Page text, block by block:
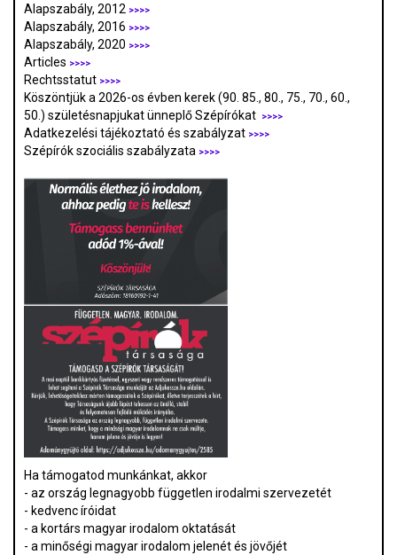
Alapszabály, 2012 >>>>
Alapszabály, 2016 >>>>
Alapszabály, 2020 >>>>
Articles >>>>
Rechtsstatut >>>>
Köszöntjük a 2026-os évben kerek (90. 85., 80., 75., 70., 60.,
50.) születésnapjukat ünneplő Szépírókat
>>>>
Adatkezelési tájékoztató és szabályzat >>>>
Szépírók szociális szabályzata >>>>
Ha támogatod munkánkat, akkor
- az ország legnagyobb független irodalmi szervezetét
- kedvenc íróidat
- a kortárs magyar irodalom oktatását
- a minőségi magyar irodalom jelenét és jövőjét